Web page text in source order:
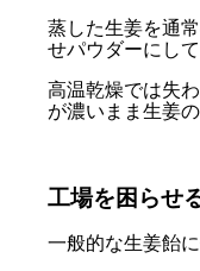
蒸した生姜を通
せパウダーにして
高温乾燥では失
が濃いまま生姜
工場を困らせ
一般的な生姜飴